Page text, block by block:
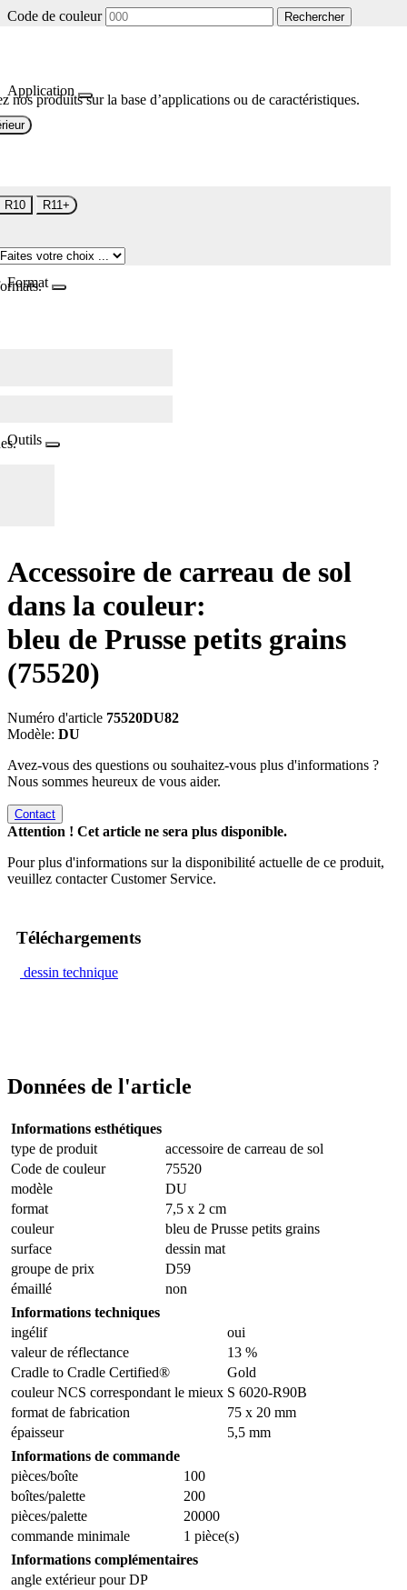
Code de couleur Rechercher
Application
nos produits sur la base d’applications ou de caractéristiques.
R10 R11+
Format
Outils
Accessoire de carreau de sol
dans la couleur:
bleu de Prusse petits grains
(75520)
Numéro d'article 75520DU82
Modèle: DU
Avez-vous des questions ou souhaitez-vous plus d'informations ?
Nous sommes heureux de vous aider.
Contact
Attention ! Cet article ne sera plus disponible.
Pour plus d'informations sur la disponibilité actuelle de ce produit,
veuillez contacter Customer Service.
Téléchargements
dessin technique
Données de l'article
Informations esthétiques
type de produit
accessoire de carreau de sol
Code de couleur
75520
modèle
DU
format
7,5 x 2 cm
couleur
bleu de Prusse petits grains
surface
dessin mat
groupe de prix
D59
émaillé
non
Informations techniques
ingélif
oui
valeur de réflectance
13 %
Cradle to Cradle Certified®
Gold
couleur NCS correspondant le mieux S 6020-R90B
format de fabrication
75 x 20 mm
épaisseur
5,5 mm
Informations de commande
pièces/boîte
100
boîtes/palette
200
pièces/palette
20000
commande minimale
1 pièce(s)
Informations complémentaires
angle extérieur pour DP